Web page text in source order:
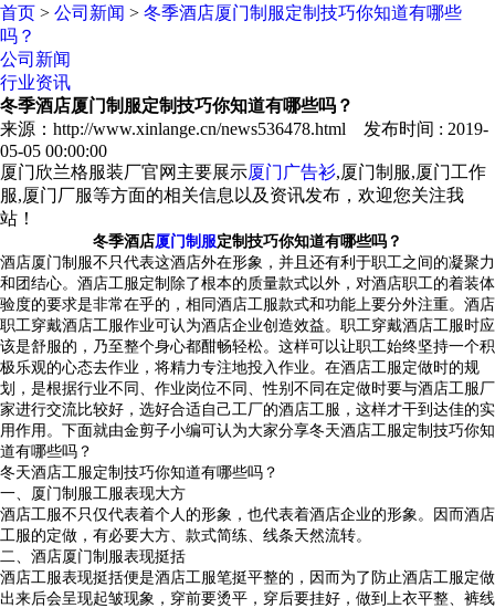
首页 > 公司新闻 > 冬季酒店厦门制服定制技巧你知道有哪些
吗？
公司新闻
行业资讯
冬季酒店厦门制服定制技巧你知道有哪些吗？
来源：http://www.xinlange.cn/news536478.html 发布时间 : 2019-
05-05 00:00:00
厦门欣兰格服装厂官网主要展示厦门广告衫,厦门制服,厦门工作
服,厦门厂服等方面的相关信息以及资讯发布，欢迎您关注我
站！
冬季酒店厦门制服定制技巧你知道有哪些吗？
酒店厦门制服不只代表这酒店外在形象，并且还有利于职工之间的凝聚力
和团结心。酒店工服定制除了根本的质量款式以外，对酒店职工的着装体
验度的要求是非常在乎的，相同酒店工服款式和功能上要分外注重。酒店
职工穿戴酒店工服作业可认为酒店企业创造效益。职工穿戴酒店工服时应
该是舒服的，乃至整个身心都酣畅轻松。这样可以让职工始终坚持一个积
极乐观的心态去作业，将精力专注地投入作业。在酒店工服定做时的规
划，是根据行业不同、作业岗位不同、性别不同在定做时要与酒店工服厂
家进行交流比较好，选好合适自己工厂的酒店工服，这样才干到达佳的实
用作用。下面就由金剪子小编可认为大家分享冬天酒店工服定制技巧你知
道有哪些吗？
冬天酒店工服定制技巧你知道有哪些吗？
一、 厦门制服工服表现大方
酒店工服不只仅代表着个人的形象，也代表着酒店企业的形象。因而酒店
工服的定做，有必要大方、款式简练、线条天然流转。
二、酒店厦门制服表现挺括
酒店工服表现挺括便是酒店工服笔挺平整的，因而为了防止酒店工服定做
出来后会呈现起皱现象，穿前要烫平，穿后要挂好，做到上衣平整、裤线